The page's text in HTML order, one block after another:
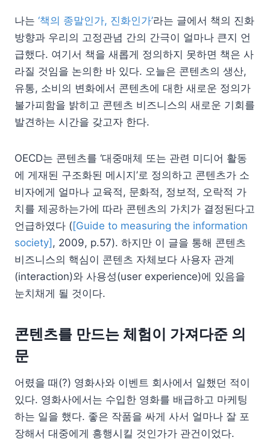
나는 ‘책의 종말인가, 진화인가’라는 글에서 책의 진화
방향과 우리의 고정관념 간의 간극이 얼마나 큰지 언
급했다. 여기서 책을 새롭게 정의하지 못하면 책은 사
라질 것임을 논의한 바 있다. 오늘은 콘텐츠의 생산,
유통, 소비의 변화에서 콘텐츠에 대한 새로운 정의가
불가피함을 밝히고 콘텐츠 비즈니스의 새로운 기회를
발견하는 시간을 갖고자 한다.
OECD는 콘텐츠를 ‘대중매체 또는 관련 미디어 활동
에 게재된 구조화된 메시지’로 정의하고 콘텐츠가 소
비자에게 얼마나 교육적, 문화적, 정보적, 오락적 가
치를 제공하는가에 따라 콘텐츠의 가치가 결정된다고
언급하였다 ([Guide to measuring the information
society] , 2009, p.57). 하지만 이 글을 통해 콘텐츠
비즈니스의 핵심이 콘텐츠 자체보다 사용자 관계
(interaction)와 사용성(user experience)에 있음을
눈치채게 될 것이다.
콘텐츠를 만드는 체험이 가져다준 의
문
어렸을 때(?) 영화사와 이벤트 회사에서 일했던 적이
있다. 영화사에서는 수입한 영화를 배급하고 마케팅
하는 일을 했다. 좋은 작품을 싸게 사서 얼마나 잘 포
장해서 대중에게 흥행시킬 것인가가 관건이었다.